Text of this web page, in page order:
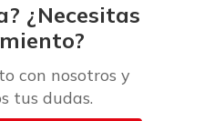
¿Necesitas
con nosotros y
tus dudas.